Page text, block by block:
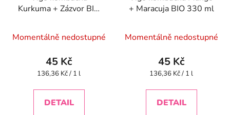
Kurkuma + Zázvor BIO
Momentálně nedostupné
45 Kč
Měrná
136,36 Kč / 1 l
DETAIL
+ Maracuja BIO 330 ml
Momentálně nedostupné
45 Kč
Měrná
136,36 Kč / 1 l
DETAIL